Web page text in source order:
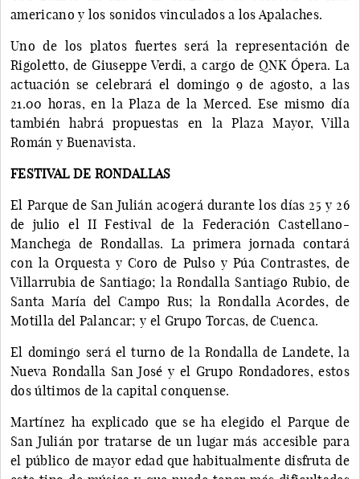
americano y los sonidos vinculados a los Apalaches.
Uno de los platos fuertes será la representación de
Rigoletto, de Giuseppe Verdi, a cargo de QNK Ópera. La
actuación se celebrará el domingo 9 de agosto, a las
21.00 horas, en la Plaza de la Merced. Ese mismo día
también habrá propuestas en la Plaza Mayor, Villa
Román y Buenavista.
FESTIVAL DE RONDALLAS
El Parque de San Julián acogerá durante los días 25 y 26
de julio el II Festival de la Federación Castellano-
Manchega de Rondallas. La primera jornada contará
con la Orquesta y Coro de Pulso y Púa Contrastes, de
Villarrubia de Santiago; la Rondalla Santiago Rubio, de
Santa María del Campo Rus; la Rondalla Acordes, de
Motilla del Palancar; y el Grupo Torcas, de Cuenca.
El domingo será el turno de la Rondalla de Landete, la
Nueva Rondalla San José y el Grupo Rondadores, estos
dos últimos de la capital conquense.
Martínez ha explicado que se ha elegido el Parque de
San Julián por tratarse de un lugar más accesible para
el público de mayor edad que habitualmente disfruta de